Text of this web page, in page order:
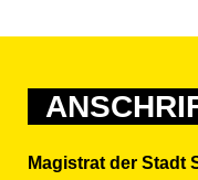
Magistrat der Stadt